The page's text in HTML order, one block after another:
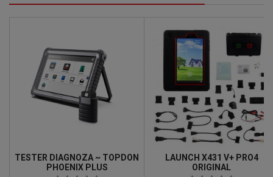
TESTER DIAGNOZA ~ TOPDON
PHOENIX PLUS
LAUNCH X431 V+ PRO4
ORIGINAL